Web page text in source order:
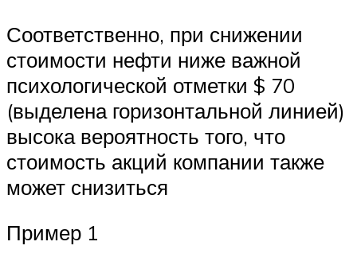
Соответственно, при снижении
стоимости нефти ниже важной
психологической отметки $ 70
(выделена горизонтальной линией)
высока вероятность того, что
стоимость акций компании также
может снизиться
Пример 1